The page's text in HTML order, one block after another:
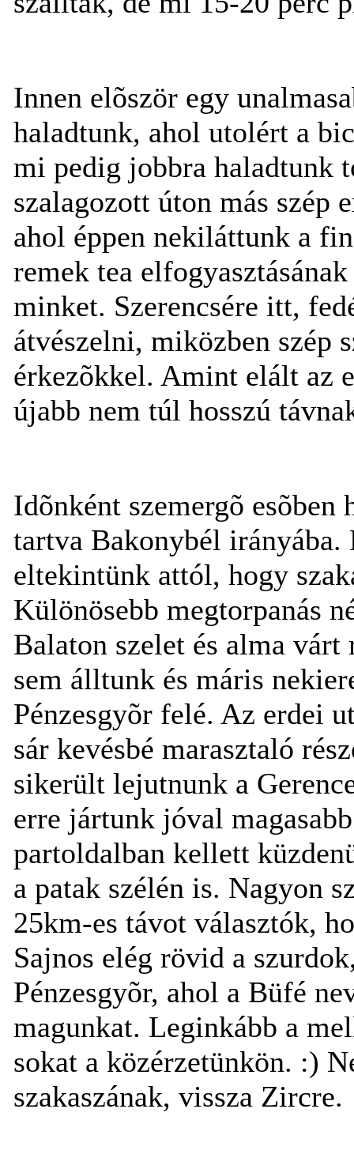
Innen elõször egy
haladtunk, ahol utolért a
mi pedig jobbra haladtunk
szalagozott úton más szép
ahol éppen nekiláttunk a
remek tea
minket. Szerencsére itt,
átvészelni, miközben szép
érkezõkkel. Amint elált az
újabb nem túl hosszú
Idõnként szemergõ
tartva Bakonybél irányába.
eltekintünk attól, hogy
Különösebb megtorpanás
Balaton szelet és alma
sem álltunk és máris
Pénzesgyõr felé. Az erdei
sár kevésbé marasztaló
sikerült lejutnunk a
erre jártunk jóval
partoldalban kellett
a patak szélén is. Nagyon
25km-es távot választók,
Sajnos elég rövid a
Pénzesgyõr, ahol a Büfé
magunkat. Leginkább a
sokat a közérzetünkön. :)
szakaszának, vissza Zircre.